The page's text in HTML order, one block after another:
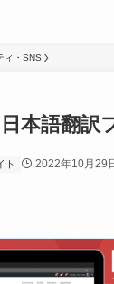
ィ・SNS
本語翻訳
ト 2022年10月29